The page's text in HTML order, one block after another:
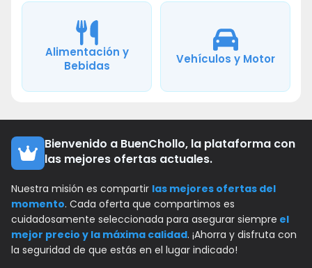
Alimentación y
Bebidas
Vehículos y Motor
Bienvenido a BuenChollo, la plataforma con
las mejores ofertas actuales.
Nuestra misión es compartir las mejores ofertas del
momento. Cada oferta que compartimos es
cuidadosamente seleccionada para asegurar siempre el
mejor precio y la máxima calidad. ¡Ahorra y disfruta con
la seguridad de que estás en el lugar indicado!